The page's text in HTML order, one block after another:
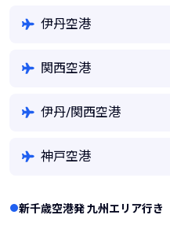
伊丹空港
関西空港
伊丹/関西空港
神戸空港
新千歳空港発 九州エリア行き